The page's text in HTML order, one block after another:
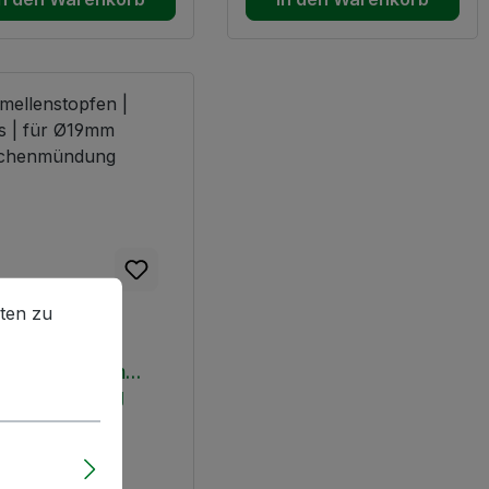
| für Ø19mm
zu können.
Mehr Informationen ...
zu